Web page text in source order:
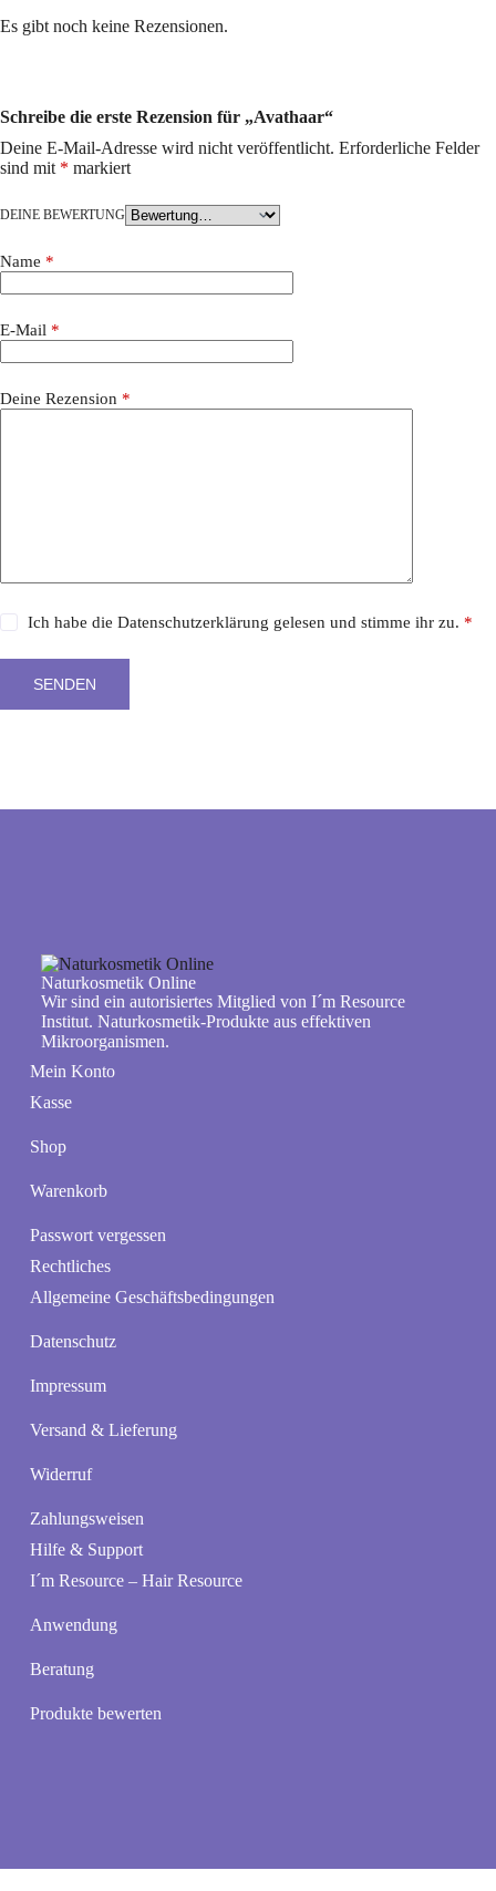
Es gibt noch keine Rezensionen.
Schreibe die erste Rezension für „Avathaar“
Deine E-Mail-Adresse wird nicht veröffentlicht. Erforderliche Felder
sind mit * markiert
DEINE BEWERTUNG
Name *
E-Mail *
Deine Rezension *
Ich habe dieDatenschutzerklärung gelesen und stimme ihr zu. *
SENDEN
Naturkosmetik Online
Wir sind ein autorisiertes Mitglied von I´m Resource
Institut. Naturkosmetik-Produkte aus effektiven
Mikroorganismen.
Mein Konto
Kasse
Shop
Warenkorb
Passwort vergessen
Rechtliches
Allgemeine Geschäftsbedingungen
Datenschutz
Impressum
Versand & Lieferung
Widerruf
Zahlungsweisen
Hilfe & Support
I´m Resource – Hair Resource
Anwendung
Beratung
Produkte bewerten